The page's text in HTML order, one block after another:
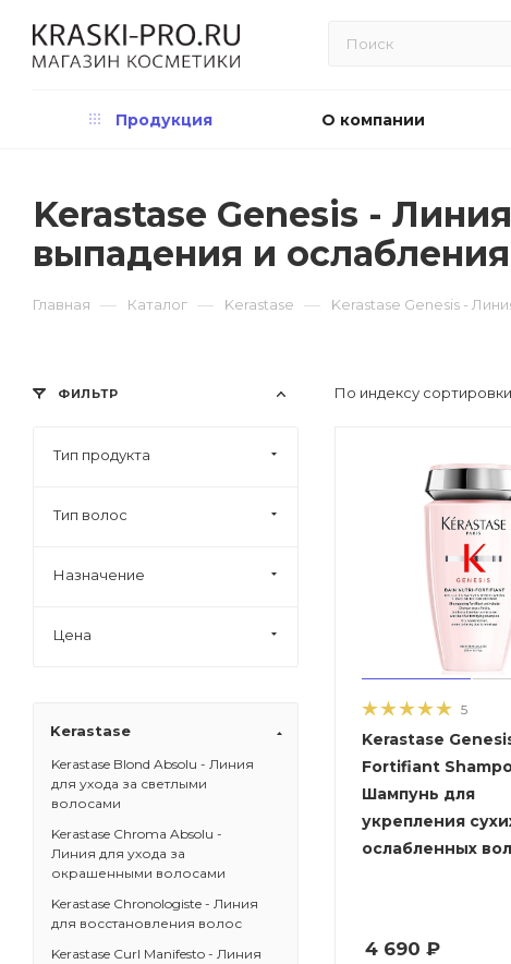
Продукция О компании
Kerastase Genesis -
выпадения и ослабления
Главная — Каталог — Kerastase — Kerastase Genesis -
По индексу
5
Kerastase
Fortifiant
Шампунь для
укрепления
ослабленных
4 690 ₽
ФИЛЬТР
Тип продукта
Тип волос
Назначение
Цена
Kerastase
Kerastase Blond Absolu - Линия
для ухода за светлыми
волосами
Kerastase Chroma Absolu -
Линия для ухода за
окрашенными волосами
Kerastase Chronologiste - Линия
для восстановления волос
Kerastase Curl Manifesto - Линия